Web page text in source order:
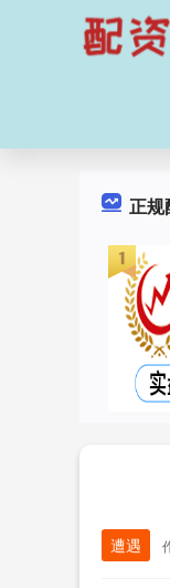
正规
遭遇